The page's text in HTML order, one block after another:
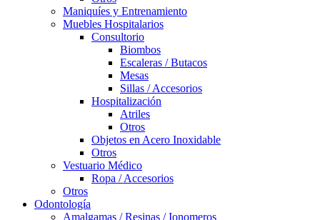
Maniquíes y Entrenamiento
Muebles Hospitalarios
Consultorio
Biombos
Escaleras / Butacos
Mesas
Sillas / Accesorios
Hospitalización
Atriles
Otros
Objetos en Acero Inoxidable
Otros
Vestuario Médico
Ropa / Accesorios
Otros
Odontología
Amalgamas / Resinas / Ionomeros